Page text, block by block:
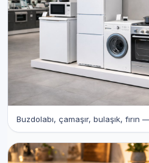
Buzdolabı, çamaşır, bulaşık,